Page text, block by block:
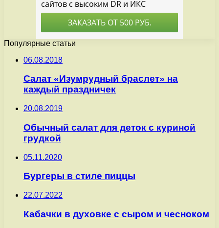
Популярные статьи
06.08.2018
Салат «Изумрудный браслет» на
каждый праздничек
20.08.2019
Обычный салат для деток с куриной
грудкой
05.11.2020
Бургеры в стиле пиццы
22.07.2022
Кабачки в духовке с сыром и чесноком